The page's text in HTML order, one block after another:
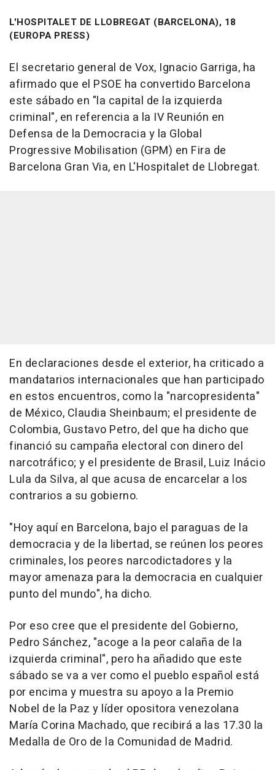
L'HOSPITALET DE LLOBREGAT (BARCELONA), 18
(EUROPA PRESS)
El secretario general de Vox, Ignacio Garriga, ha
afirmado que el PSOE ha convertido Barcelona
este sábado en "la capital de la izquierda
criminal", en referencia a la IV Reunión en
Defensa de la Democracia y la Global
Progressive Mobilisation (GPM) en Fira de
Barcelona Gran Via, en L'Hospitalet de Llobregat.
En declaraciones desde el exterior, ha criticado a
mandatarios internacionales que han participado
en estos encuentros, como la "narcopresidenta"
de México, Claudia Sheinbaum; el presidente de
Colombia, Gustavo Petro, del que ha dicho que
financió su campaña electoral con dinero del
narcotráfico; y el presidente de Brasil, Luiz Inácio
Lula da Silva, al que acusa de encarcelar a los
contrarios a su gobierno.
"Hoy aquí en Barcelona, bajo el paraguas de la
democracia y de la libertad, se reúnen los peores
criminales, los peores narcodictadores y la
mayor amenaza para la democracia en cualquier
punto del mundo", ha dicho.
Por eso cree que el presidente del Gobierno,
Pedro Sánchez, "acoge a la peor calaña de la
izquierda criminal", pero ha añadido que este
sábado se va a ver como el pueblo español está
por encima y muestra su apoyo a la Premio
Nobel de la Paz y líder opositora venezolana
María Corina Machado, que recibirá a las 17.30 la
Medalla de Oro de la Comunidad de Madrid.